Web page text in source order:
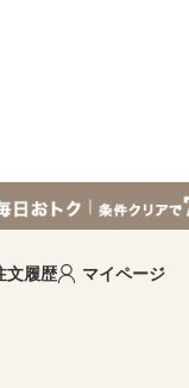
文履歴 マイページ